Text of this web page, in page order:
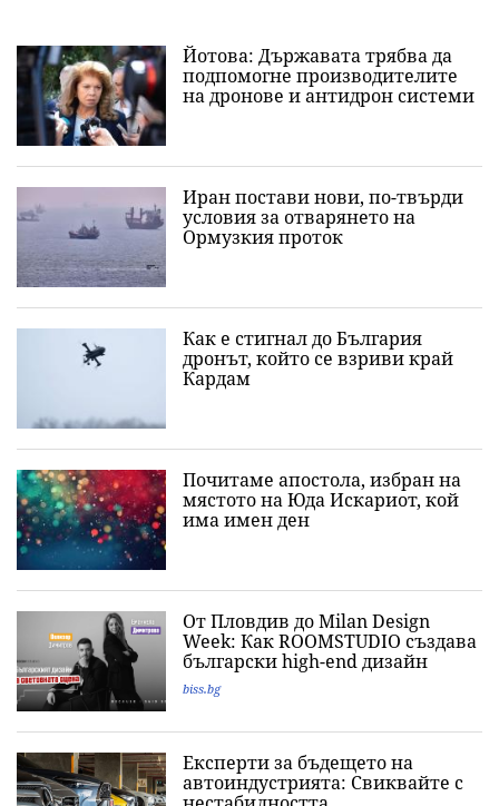
Йотова: Държавата трябва да
подпомогне производителите
на дронове и антидрон системи
Иран постави нови, по-твърди
условия за отварянето на
Ормузкия проток
Как е стигнал до България
дронът, който се взриви край
Кардам
Почитаме апостола, избран на
мястото на Юда Искариот, кой
има имен ден
От Пловдив до Milan Design
Week: Как ROOMSTUDIO създава
български high-end дизайн
biss.bg
Експерти за бъдещето на
автоиндустрията: Свиквайте с